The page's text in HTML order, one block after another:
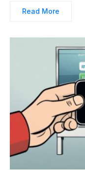
Read More